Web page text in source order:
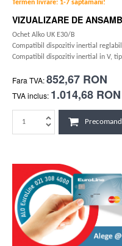
Termen livrare: 1-7 saptamani!
VIZUALIZARE DE
Ochet Alko UK E30/B
Compatibil dispozitiv inertial
Compatibil dispozitiv inertial in V, tip
Fara TVA:852,67 RON
TVA inclus: 1.014,68 RON